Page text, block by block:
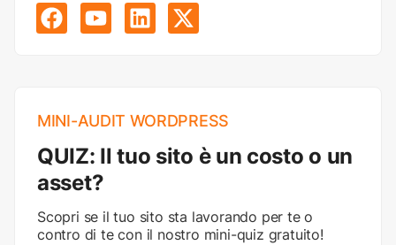
MINI-AUDIT WORDPRESS
QUIZ: Il tuo sito è un costo o un
asset?
Scopri se il tuo sito sta lavorando per te o
contro di te con il nostro mini-quiz gratuito!